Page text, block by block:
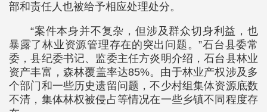
部和责任人也被给予相应处理处分。
“案件本身并不复杂，但涉及群众切身利益，也
暴露了林业资源管理存在的突出问题。”石台县委常
委，县纪委书记、监委主任方炎明介绍，石台县林业
资产丰富，森林覆盖率达85%。由于林业产权涉及多
个部门和一些历史遗留问题，不少村组集体资源底数
不清，集体林权被侵占等情况在一些乡镇不同程度存